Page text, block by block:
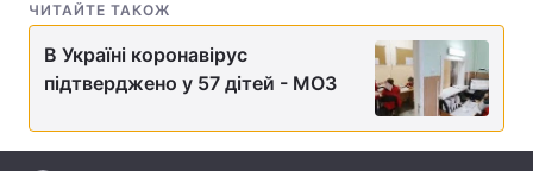
Цікавинки Погода
ЧИТАЙТЕ ТАКОЖ
В Україні коронавірус
підтверджено у 57 дітей - МОЗ